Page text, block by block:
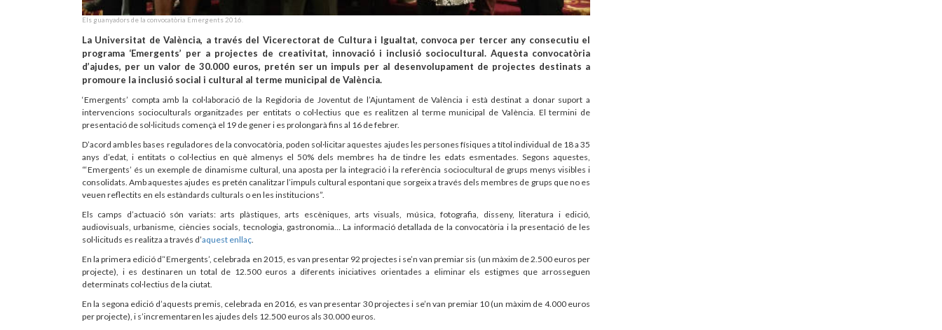
Els guanyadors de la convocatòria Emergents 2016.
La Universitat de València, a través del Vicerectorat de Cultura i Igualtat, convoca per tercer any consecutiu el
programa ‘Emergents’ per a projectes de creativitat, innovació i inclusió sociocultural. Aquesta convocatòria
d’ajudes, per un valor de 30.000 euros, pretén ser un impuls per al desenvolupament de projectes destinats a
promoure la inclusió social i cultural al terme municipal de València.
‘Emergents’ compta amb la col·laboració de la Regidoria de Joventut de l’Ajuntament de València i està destinat a donar suport a
intervencions socioculturals organitzades per entitats o col·lectius que es realitzen al terme municipal de València. El termini de
presentació de sol·licituds començà el 19 de gener i es prolongarà fins al 16 de febrer.
D’acord amb les bases reguladores de la convocatòria, poden sol·licitar aquestes ajudes les persones físiques a títol individual de 18 a 35
anys d’edat, i entitats o col·lectius en què almenys el 50% dels membres ha de tindre les edats esmentades. Segons aquestes,
“‘Emergents’ és un exemple de dinamisme cultural, una aposta per la integració i la referència sociocultural de grups menys visibles i
consolidats. Amb aquestes ajudes es pretén canalitzar l’impuls cultural espontani que sorgeix a través dels membres de grups que no es
veuen reflectits en els estàndards culturals o en les institucions”.
Els camps d’actuació són variats: arts plàstiques, arts escèniques, arts visuals, música, fotografia, disseny, literatura i edició,
audiovisuals, urbanisme, ciències socials, tecnologia, gastronomia… La informació detallada de la convocatòria i la presentació de les
sol·licituds es realitza a través d’aquest enllaç.
En la primera edició d’‘Emergents’, celebrada en 2015, es van presentar 92 projectes i se’n van premiar sis (un màxim de 2.500 euros per
projecte), i es destinaren un total de 12.500 euros a diferents iniciatives orientades a eliminar els estigmes que arrosseguen
determinats col·lectius de la ciutat.
En la segona edició d’aquests premis, celebrada en 2016, es van presentar 30 projectes i se’n van premiar 10 (un màxim de 4.000 euros
per projecte), i s’incrementaren les ajudes dels 12.500 euros als 30.000 euros.